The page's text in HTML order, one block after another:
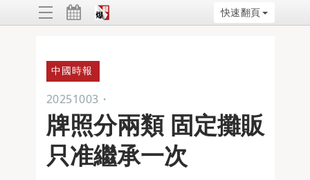
快速翻頁
中國時報
20251003 ・
牌照分兩類 固定攤販
只准繼承一次